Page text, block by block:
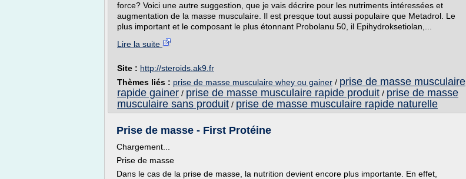
force? Voici une autre suggestion, que je vais décrire pour les nutriments intéressées et
augmentation de la masse musculaire. Il est presque tout aussi populaire que Metadrol. Le
plus important et le composant le plus étonnant Probolanu 50, il Epihydroksetiolan,...
Lire la suite
Site : http://steroids.ak9.fr
Thèmes liés : prise de masse musculaire whey ou gainer / prise de masse musculaire
rapide gainer / prise de masse musculaire rapide produit / prise de masse
musculaire sans produit / prise de masse musculaire rapide naturelle
Prise de masse - First Protéine
Chargement...
Prise de masse
Dans le cas de la prise de masse, la nutrition devient encore plus importante. En effet,